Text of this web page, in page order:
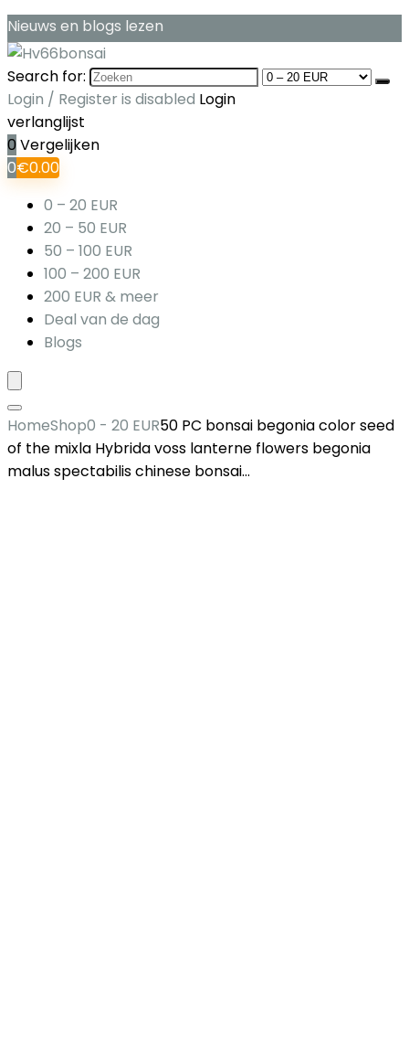
Nieuws en blogs lezen
Search for:
Login / Register is disabled Login
verlanglijst
0 Vergelijken
0€0.00
0 – 20 EUR
20 – 50 EUR
50 – 100 EUR
100 – 200 EUR
200 EUR & meer
Deal van de dag
Blogs
HomeShop0 - 20 EUR50 PC bonsai begonia color seed
of the mixla Hybrida voss lanterne flowers begonia
malus spectabilis chinese bonsai…